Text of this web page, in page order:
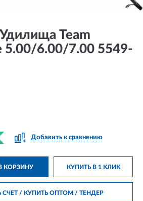
Team
5.00/6.00/7.00 5549-
Добавить к сравнению
КОРЗИНУ КУПИТЬ В 1 КЛИК
СЧЕТ / КУПИТЬ ОПТОМ/ ТЕНДЕР